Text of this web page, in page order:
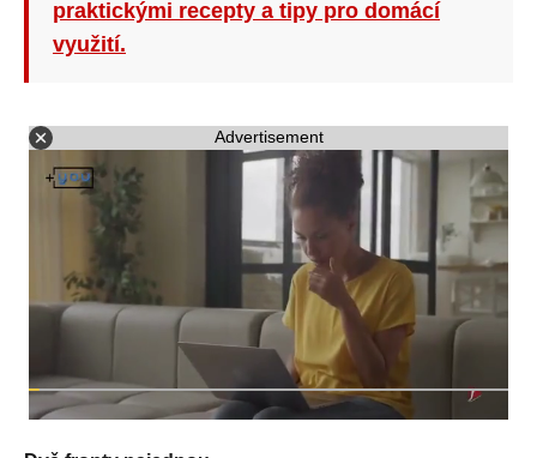
praktickými recepty a tipy pro domácí
využití.
Advertisement